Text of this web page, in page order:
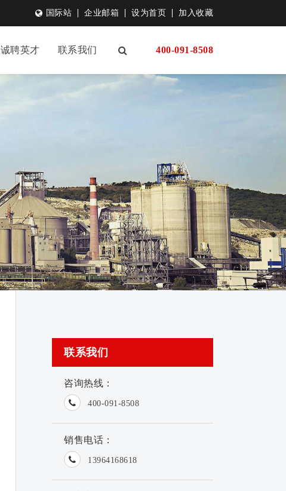
国际站 企业邮箱 设为首页 加入收藏
诚聘英才 联系我们 400-091-8508
联系我们
咨询热线：
400-091-8508
销售电话：
13964168618